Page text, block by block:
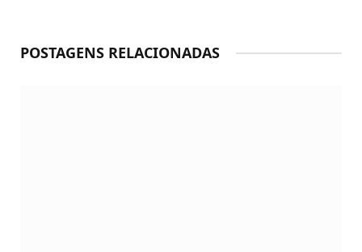
POSTAGENS RELACIONADAS